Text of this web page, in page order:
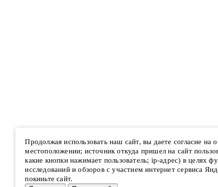
Продолжая использовать наш сайт, вы даете согласие на
местоположении; источник откуда пришел на сайт
какие кнопки нажимает пользователь; ip-адрес) в целях
исследований и обзоров с участием интернет сервиса
покиньте сайт.